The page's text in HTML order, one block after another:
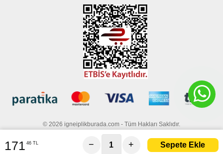
© 2026 igneiplikburada.com - Tüm Hakları Saklıdır.
171 46 TL − +